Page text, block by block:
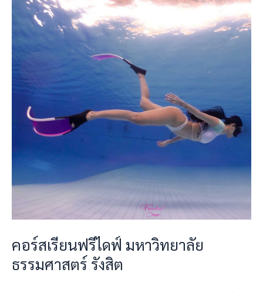
คอร์สเรียนฟรีไดฟ์ มหาวิทยาลัย
ธรรมศาสตร์ รังสิต
เรียน
ไดฟ์
มหาวิทยาลัย
รังสิต